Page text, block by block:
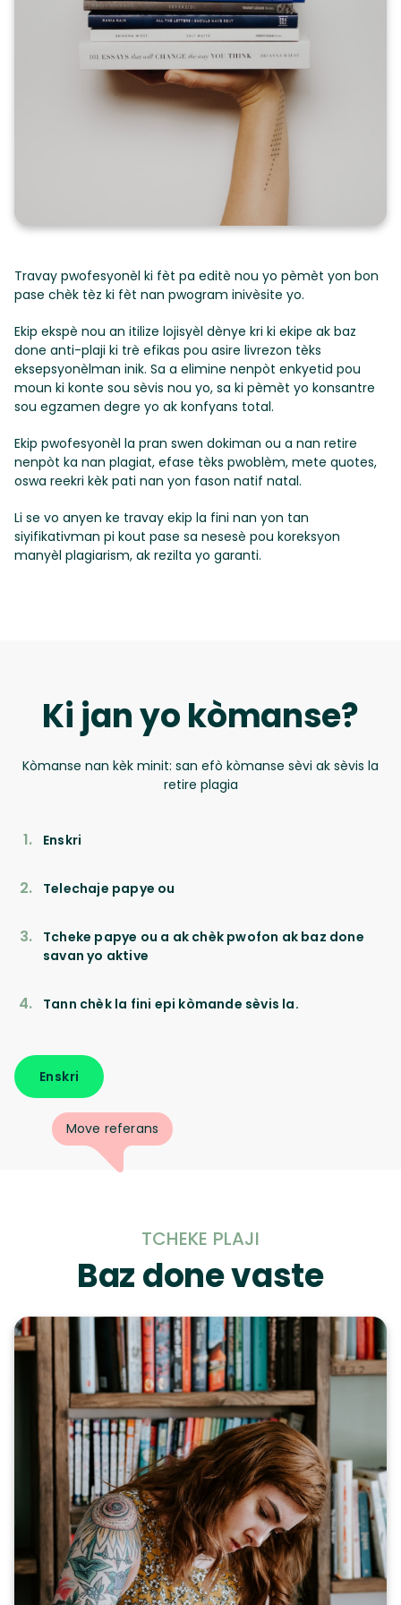
Ou aspire pou fabrike yon papye eksepsyonèlman byen
fabrike epi w ap chèche èd ekspè pou reyalize objektif sa
Travay pwofesyonèl ki fèt pa editè nou yo pèmèt yon bon
pase chèk tèz ki fèt nan pwogram inivèsite yo.
Ekip ekspè nou an itilize lojisyèl dènye kri ki ekipe ak baz
done anti-plaji ki trè efikas pou asire livrezon tèks
eksepsyonèlman inik. Sa a elimine nenpòt enkyetid pou
moun ki konte sou sèvis nou yo, sa ki pèmèt yo konsantre
sou egzamen degre yo ak konfyans total.
Ekip pwofesyonèl la pran swen dokiman ou a nan retire
nenpòt ka nan plagiat, efase tèks pwoblèm, mete quotes,
oswa reekri kèk pati nan yon fason natif natal.
Li se vo anyen ke travay ekip la fini nan yon tan
siyifikativman pi kout pase sa nesesè pou koreksyon
manyèl plagiarism, ak rezilta yo garanti.
Ki jan yo kòmanse?
Kòmanse nan kèk minit: san efò kòmanse sèvi ak sèvis la
retire plagia
Enskri
Telechaje papye ou
Tcheke papye ou a ak chèk pwofon ak baz done
savan yo aktive
Tann chèk la fini epi kòmande sèvis la.
Enskri
Move referans
TCHEKE PLAJI
Baz done vaste